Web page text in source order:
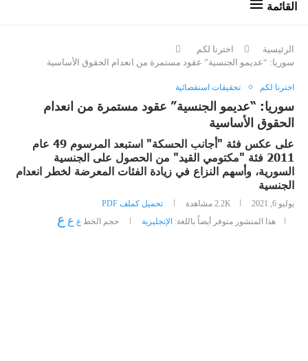
الرئيسية
اخترنا لكم
سوريا: “عديمو الجنسية” عقود مستمرة من انعدام الحقوق الأساسية
اخترنا لكم تحقيقات استقصائية
سوريا: “عديمو الجنسية” عقود مستمرة من انعدام
الحقوق الأساسية
على عكس فئة "أجانب الحسكة" استبعد المرسوم 49 عام
2011 فئة "مكتومي القيد" من الحصول على الجنسية
السورية، وأسهم النزاع في زيادة الفئات المعرضة لخطر انعدام
الجنسية
يوليو 6, 2021 2.2K مشاهدة
تحميل كملف PDF
هذا المنشور متوفر أيضاً باللغة: الإنجليزية حجم الخط ع ع ع